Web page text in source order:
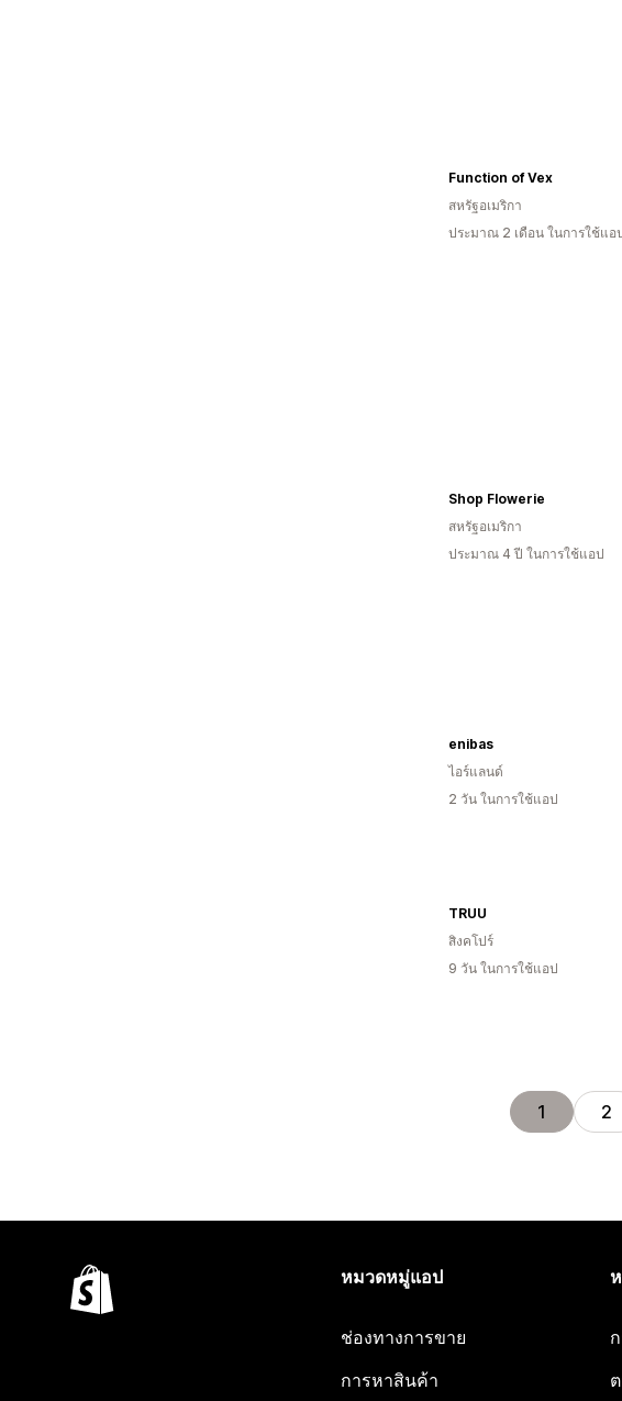
Function of Vex
สหรัฐอเมริกา
ประมาณ 2 เดือน ในการใช้แอ
Shop Flowerie
สหรัฐอเมริกา
ประมาณ 4 ปี ในการใช้แอป
enibas
ไอร์แลนด์
2 วัน ในการใช้แอป
TRUU
สิงคโปร์
9 วัน ในการใช้แอป
1 2
หมวดหมู่แอป
ช่องทางการขาย
การหาสินค้า